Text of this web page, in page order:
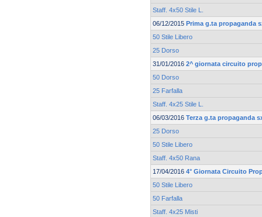
Staff. 4x50 Stile L.
06/12/2015 Prima g.ta propaganda
50 Stile Libero
25 Dorso
31/01/2016 2^ giornata circuito
50 Dorso
25 Farfalla
Staff. 4x25 Stile L.
06/03/2016 Terza g.ta propaganda
25 Dorso
50 Stile Libero
Staff. 4x50 Rana
17/04/2016 4° Giornata Circuito
50 Stile Libero
50 Farfalla
Staff. 4x25 Misti